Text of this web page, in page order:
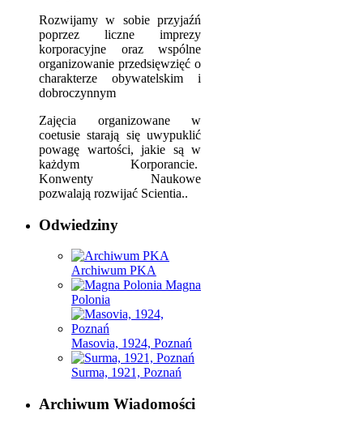
Rozwijamy w sobie przyjaźń
poprzez liczne imprezy
korporacyjne oraz wspólne
organizowanie przedsięwzięć o
charakterze obywatelskim i
dobroczynnym
Zajęcia organizowane w
coetusie starają się uwypuklić
powagę wartości, jakie są w
każdym Korporancie.
Konwenty Naukowe
pozwalają rozwijać Scientia..
Odwiedziny
Archiwum PKA
Magna
Polonia
Masovia, 1924, Poznań
Surma, 1921, Poznań
Archiwum Wiadomości